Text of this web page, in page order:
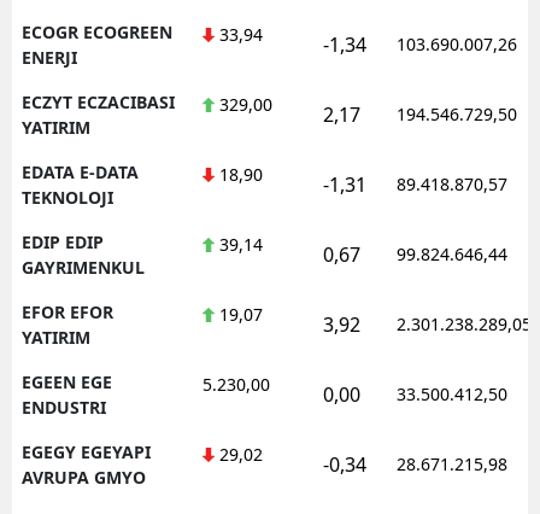
ECOGR ECOGREEN
ENERJI
33,94 -1,34 103.690.007,26
ECZYT ECZACIBASI
YATIRIM
329,00 2,17 194.546.729,50
EDATA E-DATA
TEKNOLOJI
18,90 -1,31 89.418.870,57
EDIP EDIP
GAYRIMENKUL
39,14 0,67 99.824.646,44
EFOR EFOR
YATIRIM
19,07 3,92 2.301.238.289,05
EGEEN EGE
ENDUSTRI
5.230,00 0,00 33.500.412,50
EGEGY EGEYAPI
AVRUPA GMYO
29,02 -0,34 28.671.215,98